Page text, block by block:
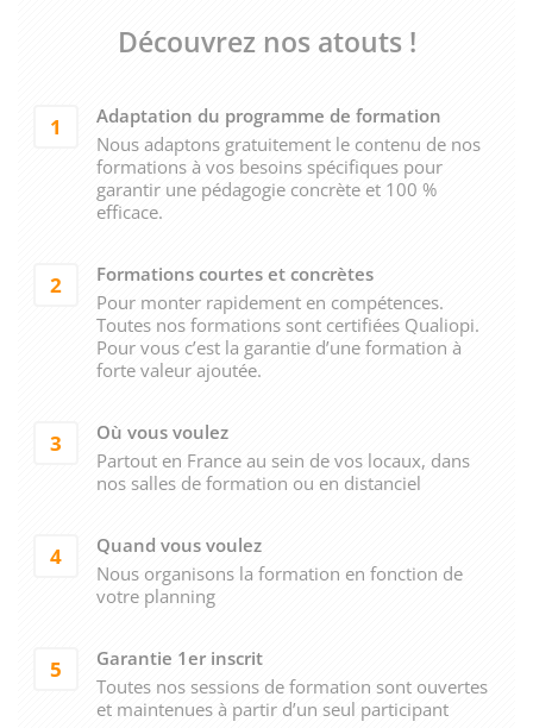
Découvrez nos atouts !
1
Adaptation du programme de formation
Nous adaptons gratuitement le contenu de nos
formations à vos besoins spécifiques pour
garantir une pédagogie concrète et 100 %
efficace.
2
Formations courtes et concrètes
Pour monter rapidement en compétences.
Toutes nos formations sont certifiées Qualiopi.
Pour vous c’est la garantie d’une formation à
forte valeur ajoutée.
3
Où vous voulez
Partout en France au sein de vos locaux, dans
nos salles de formation ou en distanciel
4
Quand vous voulez
Nous organisons la formation en fonction de
votre planning
5
Garantie 1er inscrit
Toutes nos sessions de formation sont ouvertes
et maintenues à partir d’un seul participant